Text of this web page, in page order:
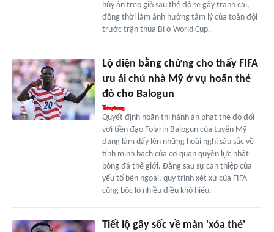
hủy án treo giò sau thẻ đỏ sẽ gây tranh cãi,
đồng thời làm ảnh hưởng tâm lý của toàn đội
trước trận thua Bỉ ở World Cup.
Lộ diện bằng chứng cho thấy FIFA
ưu ái chủ nhà Mỹ ở vụ hoãn thẻ
đỏ cho Balogun
Quyết định hoãn thi hành án phạt thẻ đỏ đối
với tiền đạo Folarin Balogun của tuyển Mỹ
đang làm dấy lên những hoài nghi sâu sắc về
tính minh bạch của cơ quan quyền lực nhất
bóng đá thế giới. Đằng sau sự can thiệp của
yếu tố bên ngoài, quy trình xét xử của FIFA
cũng bộc lộ nhiều điều khó hiểu.
Tiết lộ gây sốc về màn 'xóa thẻ'